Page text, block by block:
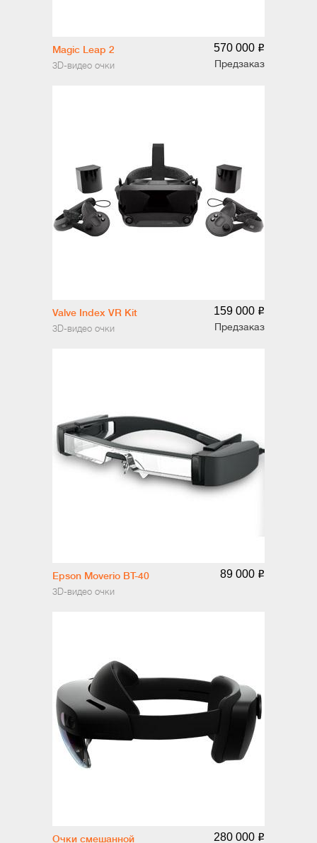
Magic Leap 2
3D-видео очки
570 000 o
Предзаказ
Valve Index VR Kit
3D-видео очки
159 000 o
Предзаказ
Epson Moverio BT-40
3D-видео очки
89 000 o
Очки смешанной 280 000 o